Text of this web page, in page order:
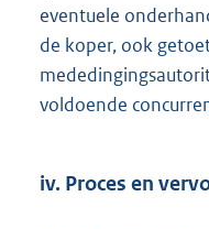
eventuele
de koper, ook
voldoende
iv. Proces en